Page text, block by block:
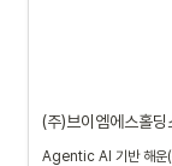
(주)브이엠에스홀딩
Agentic AI 기반 해운(